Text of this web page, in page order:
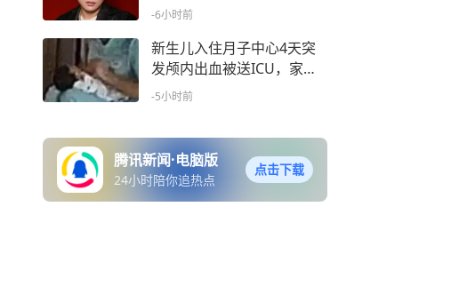
-6小时前
新生儿入住月子中心4天突
发颅内出血被送ICU，家长
质疑护理人员用力拍打、对
处理
-5小时前
腾讯新闻·电脑版
24小时陪你追热点
点击下载